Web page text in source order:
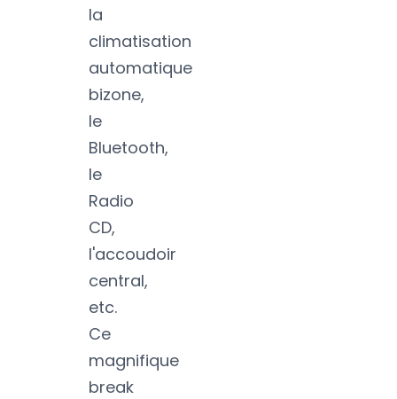
la
climatisation
automatique
bizone,
le
Bluetooth,
le
Radio
CD,
l'accoudoir
central,
etc.
Ce
magnifique
break